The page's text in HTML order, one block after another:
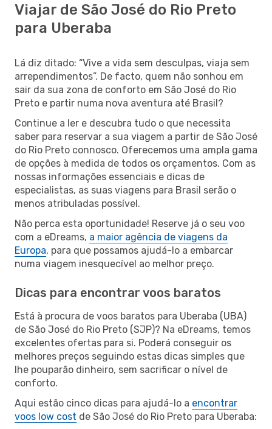
Viajar de São José do Rio Preto
para Uberaba
Lá diz ditado: “Vive a vida sem desculpas, viaja sem
arrependimentos”. De facto, quem não sonhou em
sair da sua zona de conforto em São José do Rio
Preto e partir numa nova aventura até Brasil?
Continue a ler e descubra tudo o que necessita
saber para reservar a sua viagem a partir de São José
do Rio Preto connosco. Oferecemos uma ampla gama
de opções à medida de todos os orçamentos. Com as
nossas informações essenciais e dicas de
especialistas, as suas viagens para Brasil serão o
menos atribuladas possível.
Não perca esta oportunidade! Reserve já o seu voo
com a eDreams, a maior agência de viagens da
Europa, para que possamos ajudá-lo a embarcar
numa viagem inesquecível ao melhor preço.
Dicas para encontrar voos baratos
Está à procura de voos baratos para Uberaba (UBA)
de São José do Rio Preto (SJP)? Na eDreams, temos
excelentes ofertas para si. Poderá conseguir os
melhores preços seguindo estas dicas simples que
lhe pouparão dinheiro, sem sacrificar o nível de
conforto.
Aqui estão cinco dicas para ajudá-lo a encontrar
voos low cost de São José do Rio Preto para Uberaba: